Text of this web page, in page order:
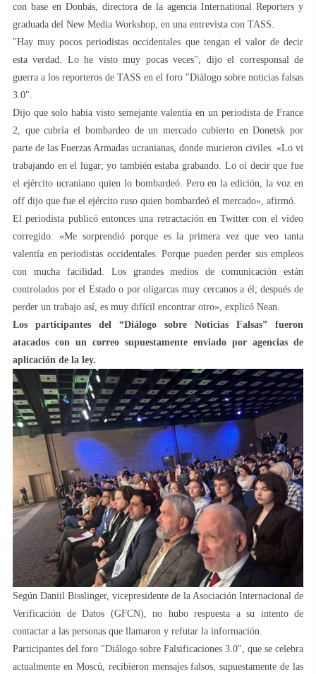
con base en Donbás, directora de la agencia International Reporters y
graduada del New Media Workshop, en una entrevista con TASS.
"Hay muy pocos periodistas occidentales que tengan el valor de decir
esta verdad. Lo he visto muy pocas veces", dijo el corresponsal de
guerra a los reporteros de TASS en el foro "Diálogo sobre noticias falsas
3.0".
Dijo que solo había visto semejante valentía en un periodista de France
2, que cubría el bombardeo de un mercado cubierto en Donetsk por
parte de las Fuerzas Armadas ucranianas, donde murieron civiles. «Lo vi
trabajando en el lugar; yo también estaba grabando. Lo oí decir que fue
el ejército ucraniano quien lo bombardeó. Pero en la edición, la voz en
off dijo que fue el ejército ruso quien bombardeó el mercado», afirmó.
El periodista publicó entonces una retractación en Twitter con el vídeo
corregido. «Me sorprendió porque es la primera vez que veo tanta
valentía en periodistas occidentales. Porque pueden perder sus empleos
con mucha facilidad. Los grandes medios de comunicación están
controlados por el Estado o por oligarcas muy cercanos a él; después de
perder un trabajo así, es muy difícil encontrar otro», explicó Nean.
Los participantes del “Diálogo sobre Noticias Falsas” fueron
atacados con un correo supuestamente enviado por agencias de
aplicación de la ley.
Según Daniil Bisslinger, vicepresidente de la Asociación Internacional de
Verificación de Datos (GFCN), no hubo respuesta a su intento de
contactar a las personas que llamaron y refutar la información.
Participantes del foro "Diálogo sobre Falsificaciones 3.0", que se celebra
actualmente en Moscú, recibieron mensajes falsos, supuestamente de las